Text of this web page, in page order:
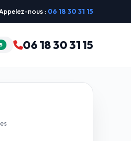
nous : 06 18 30 31 15
06 18 30 31 15